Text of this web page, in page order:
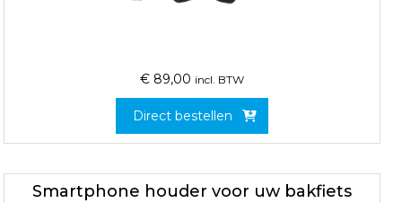
€ 89,00 incl. BTW
Direct bestellen
Smartphone houder voor uw bakfiets